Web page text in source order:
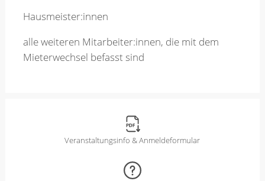
Hausmeister:innen
alle weiteren Mitarbeiter:innen, die mit dem
Mieterwechsel befasst sind
Veranstaltungsinfo & Anmeldeformular